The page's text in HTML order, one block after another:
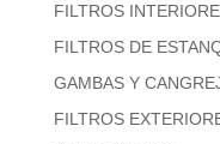
FILTROS
FILTROS DE
GAMBAS Y
FILTROS